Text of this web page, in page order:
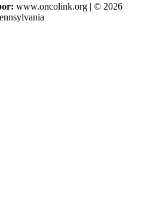
www.oncolink.org | © 2026